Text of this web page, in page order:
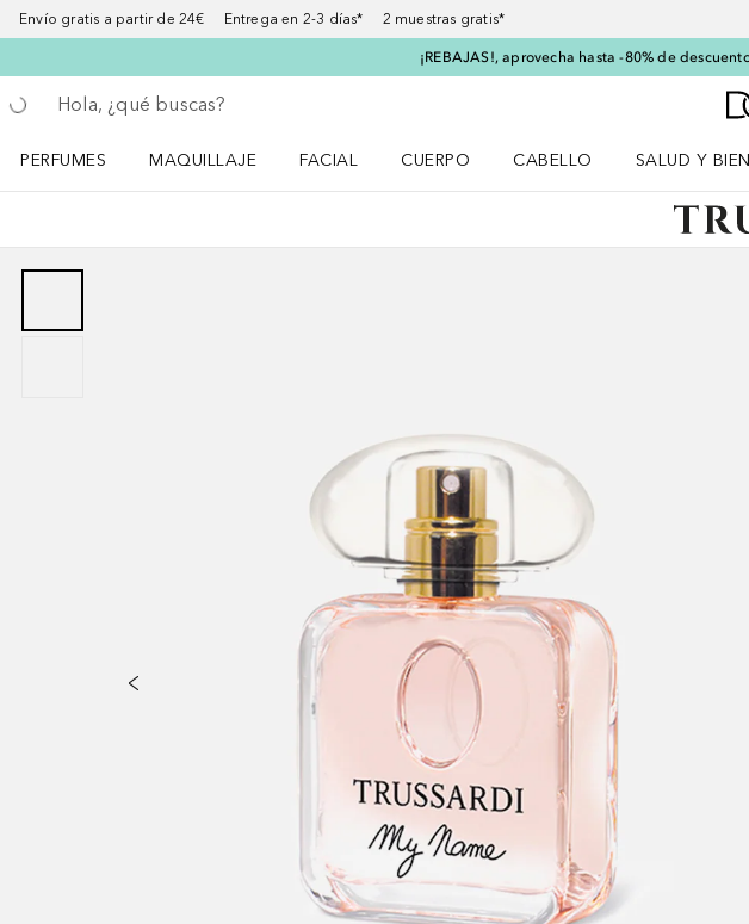
Envío gratis a partir de 24€ Entrega en 2-3 días* 2 muestras gratis*
¡REBAJAS!, aprovecha hasta -80% de
Regresar
Ejecutar búsqueda
PERFUMES
MAQUILLAJE
FACIAL
CUERPO
CABELLO
SALUD Y